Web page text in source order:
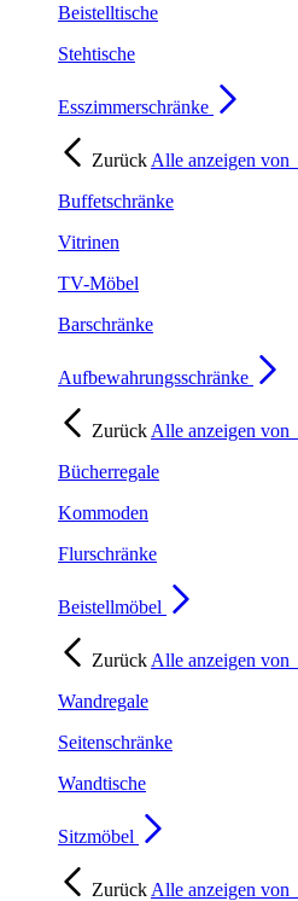
Beistelltische
Stehtische
Esszimmerschränke
Zurück Alle anzeigen von
Buffetschränke
Vitrinen
TV-Möbel
Barschränke
Aufbewahrungsschränke
Zurück Alle anzeigen von
Bücherregale
Kommoden
Flurschränke
Beistellmöbel
Zurück Alle anzeigen von
Wandregale
Seitenschränke
Wandtische
Sitzmöbel
Zurück Alle anzeigen von